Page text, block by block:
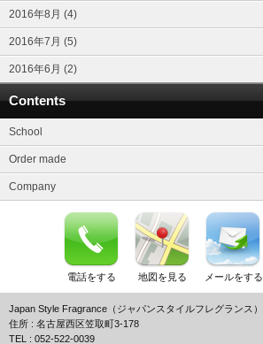
2016年8月 (4)
2016年7月 (5)
2016年6月 (2)
Contents
School
Order made
Company
電話をする 地図を見る メールをする
Japan Style Fragrance（ジャパンスタイルフレグランス）
住所 : 名古屋西区笠取町3-178
TEL : 052-522-0039